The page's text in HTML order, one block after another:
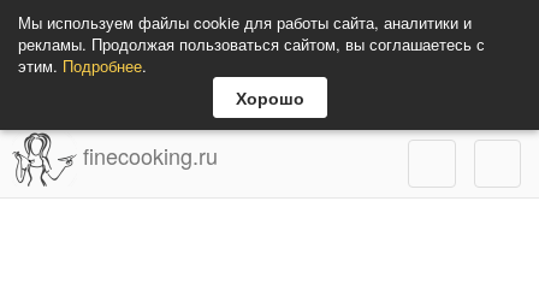
Мы используем файлы cookie для работы сайта, аналитики и
рекламы. Продолжая пользоваться сайтом, вы соглашаетесь с
этим. Подробнее.
Хорошо
finecooking.ru